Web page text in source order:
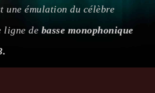
une émulation du célèbre
ligne de basse monophonique